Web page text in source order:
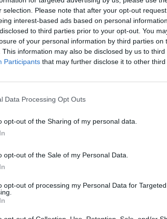
selection. Please note that after your opt-out
interest-based ads based on personal
to third parties prior to your opt-out. You
of your personal information by third parties on
This information may also be disclosed by us to
Participants that may further disclose it to other third
Data Processing Opt Outs
opt-out of the Sharing of my personal data.
opt-out of the Sale of my Personal Data.
opt-out of processing my Personal Data for Targeted
čigonai
Karšta A. Kasparavičiaus ir Ž
diskusija: Rusija – Europos šeimos
pradinukų